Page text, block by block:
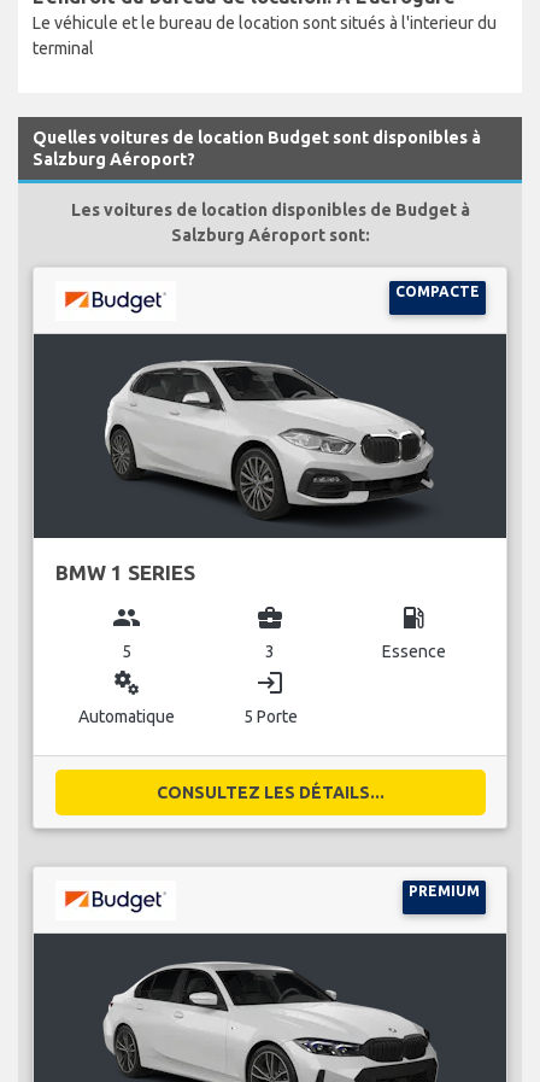
Le véhicule et le bureau de location sont situés à l'interieur du
terminal
Quelles voitures de location Budget sont disponibles à
Salzburg Aéroport?
Les voitures de location disponibles de Budget à
Salzburg Aéroport sont:
COMPACTE
BMW 1 SERIES
group
5
business_center
3
local_gas_station
Essence
miscellaneous_services
Automatique
login
5 Porte
CONSULTEZ LES DÉTAILS...
PREMIUM